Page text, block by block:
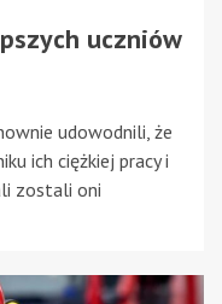
uczniów
udowodnili, że
ich ciężkiej pracy i
zostali oni